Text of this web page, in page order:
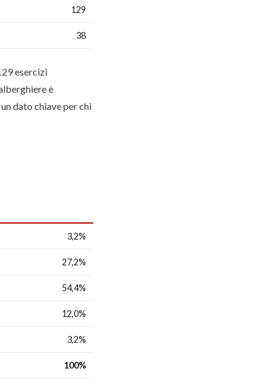
129
38
esercizi
è
dato chiave per chi
3,2%
27,2%
54,4%
12,0%
3,2%
100%